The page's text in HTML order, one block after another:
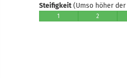
Steifigkeit(Umso höher
1 2